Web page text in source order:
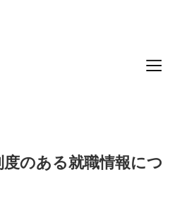
のある就職情報につ